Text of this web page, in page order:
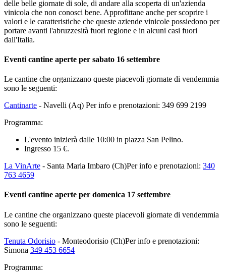
delle belle giornate di sole, di andare alla scoperta di un'azienda
vinicola che non conosci bene. Approfittane anche per scoprire i
valori e le caratteristiche che queste aziende vinicole possiedono per
portare avanti l'abruzzesità fuori regione e in alcuni casi fuori
dall'Italia.
Eventi cantine aperte per sabato 16 settembre
Le cantine che organizzano queste piacevoli giornate di vendemmia
sono le seguenti:
Cantinarte - Navelli (Aq) Per info e prenotazioni: 349 699 2199
Programma:
L'evento inizierà dalle 10:00 in piazza San Pelino.
Ingresso 15 €.
La VinArte - Santa Maria Imbaro (Ch)Per info e prenotazioni: 340
763 4659
Eventi cantine aperte per domenica 17 settembre
Le cantine che organizzano queste piacevoli giornate di vendemmia
sono le seguenti:
Tenuta Odorisio - Monteodorisio (Ch)Per info e prenotazioni:
Simona 349 453 6654
Programma: